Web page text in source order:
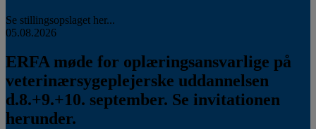
Se stillingsopslaget her...
05.08.2026
ERFA møde for oplæringsansvarlige på
veterinærsygeplejerske uddannelsen
d.8.+9.+10. september. Se invitationen
herunder.